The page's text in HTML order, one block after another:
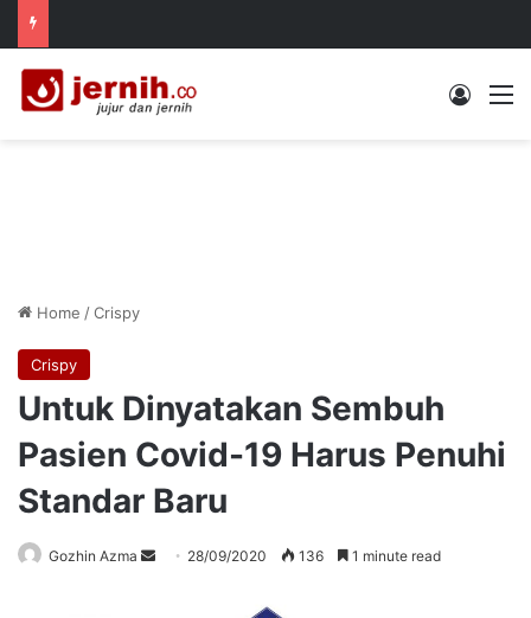
Log In
Home /Crispy
Crispy
Untuk Dinyatakan Sembuh
Pasien Covid-19 Harus Penuhi
Standar Baru
Gozhin Azma
Send 28/09/2020 136 1 minute read